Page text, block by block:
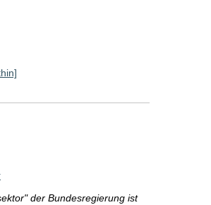
der Bundesregierung ist